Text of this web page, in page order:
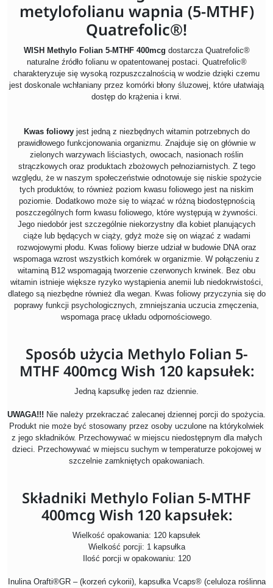
metylofolianu wapnia (5-MTHF)
Quatrefolic®!
WISH Methylo Folian 5-MTHF 400mcg dostarcza Quatrefolic®
naturalne źródło folianu w opatentowanej postaci. Quatrefolic®
charakteryzuje się wysoką rozpuszczalnością w wodzie dzięki czemu
jest doskonale wchłaniany przez komórki błony śluzowej, które ułatwiają
dostęp do krążenia i krwi.
Kwas foliowyjest jedną z niezbędnych witamin potrzebnych do
prawidłowego funkcjonowania organizmu. Znajduje się on głównie w
zielonych warzywach liściastych, owocach, nasionach roślin
strączkowych oraz produktach zbożowych pełnoziarnistych. Z tego
względu, że w naszym społeczeństwie odnotowuje się niskie spożycie
tych produktów, to również poziom kwasu foliowego jest na niskim
poziomie. Dodatkowo może się to wiązać w różną biodostępnością
poszczególnych form kwasu foliowego, które występują w żywności.
Jego niedobór jest szczególnie niekorzystny dla kobiet planujących
ciąże lub będących w ciąży, gdyż może się on wiązać z wadami
rozwojowymi płodu. Kwas foliowy bierze udział w budowie DNA oraz
wspomaga wzrost wszystkich komórek w organizmie. W połączeniu z
witaminą B12 wspomagają tworzenie czerwonych krwinek. Bez obu
witamin istnieje większe ryzyko wystąpienia anemii lub niedokrwistości,
dlatego są niezbędne również dla wegan. Kwas foliowy przyczynia się do
poprawy funkcji psychologicznych, zmniejszania uczucia zmęczenia,
wspomaga pracę układu odpornościowego.
Sposób użycia Methylo Folian 5-
MTHF 400mcg Wish 120 kapsułek:
Jedną kapsułkę jeden raz dziennie.
UWAGA!!! Nie należy przekraczać zalecanej dziennej porcji do spożycia.
Produkt nie może być stosowany przez osoby uczulone na którykolwiek
z jego składników. Przechowywać w miejscu niedostępnym dla małych
dzieci. Przechowywać w miejscu suchym w temperaturze pokojowej w
szczelnie zamkniętych opakowaniach.
Składniki Methylo Folian 5-MTHF
400mcg Wish 120 kapsułek:
Wielkość opakowania: 120 kapsułek
Wielkość porcji: 1 kapsułka
Ilość porcji w opakowaniu: 120
Inulina Orafti®GR – (korzeń cykorii), kapsułka Vcaps® (celuloza roślinna